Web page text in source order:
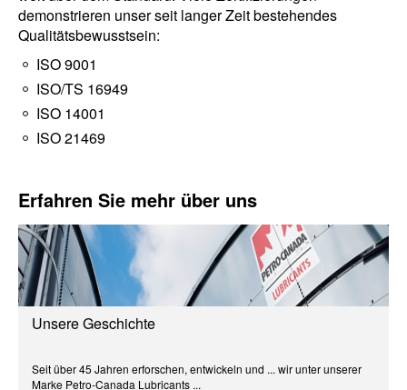
demonstrieren unser seit langer Zeit bestehendes
Qualitätsbewusstsein:
ISO 9001
ISO/TS 16949
ISO 14001
ISO 21469
Erfahren Sie mehr über uns
Unsere Geschichte
Seit über 45 Jahren erforschen, entwickeln und ... wir unter unserer
Marke Petro-Canada Lubricants ...